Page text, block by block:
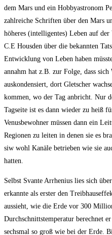
dem Mars und ein Hobbyastronom
zahlreiche Schriften über den Mars
höheres (intelligentes) Leben auf
C.E Housden über die bekannten
Entwicklung von Leben haben
annahm hat z.B. zur Folge, dass sich
auskondensiert, dort Gletscher
kommen, wo der Tag anbricht. Nur
Tagseite ist es dann wieder zu heiß
Venusbewohner müssen dann ein
Regionen zu leiten in denen sie es
siw wohl Kanäle betrieben wie sie
hatten.
Selbst Svante Arrhenius lies sich
erkannte als erster den
aussieht, wie die Erde vor 300
Durchschnittstemperatur berechnet
sechsmal so groß wie bei der Erde.